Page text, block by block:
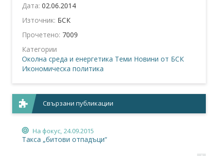
Дата: 02.06.2014
Източник: БСК
Прочетено: 7009
Категории
Околна среда и енергетика Теми Новини от БСК
Икономическа политика
Свързани публикации
На фокус, 24.09.2015
Такса „битови отпадъци“